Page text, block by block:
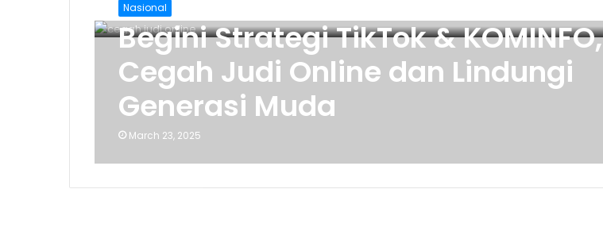
Nasional
Begini Strategi TikTok & KOMINFO,
Cegah Judi Online dan Lindungi
Generasi Muda
March 23, 2025